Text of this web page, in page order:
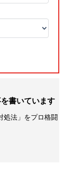
書いています
処法」をプロ格闘